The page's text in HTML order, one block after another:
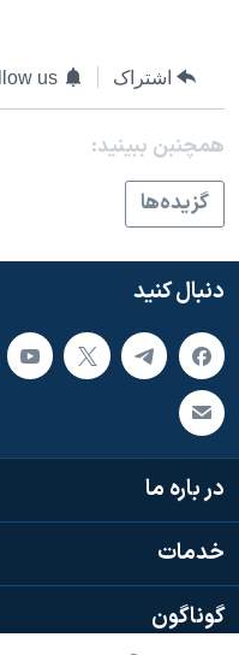
اعتراضات مردمی آبان ۹۸
نرگس محمدی برنده جایزه
همایش محافظه‌کاران
سفر پرزیدنت ترامپ به چین
اشتراک us
همچنبن ببینید:
گزيده‌ها
دنبال کنید
در باره ما
خدمات
گوناگون